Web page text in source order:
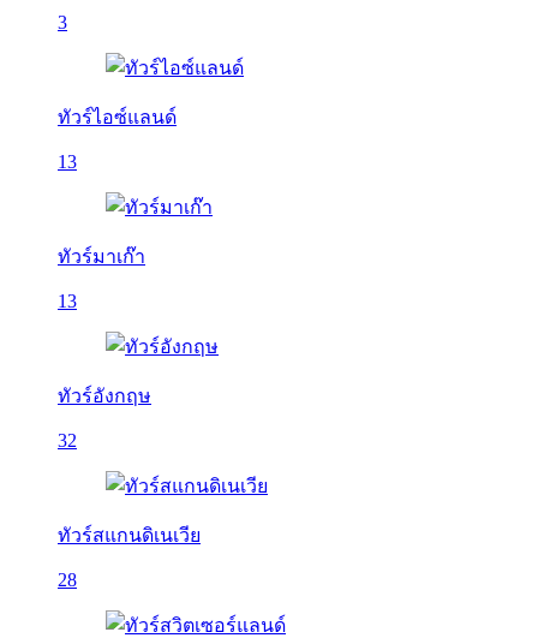
3
ทัวร์ไอซ์แลนด์
13
ทัวร์มาเก๊า
13
ทัวร์อังกฤษ
32
ทัวร์สแกนดิเนเวีย
28